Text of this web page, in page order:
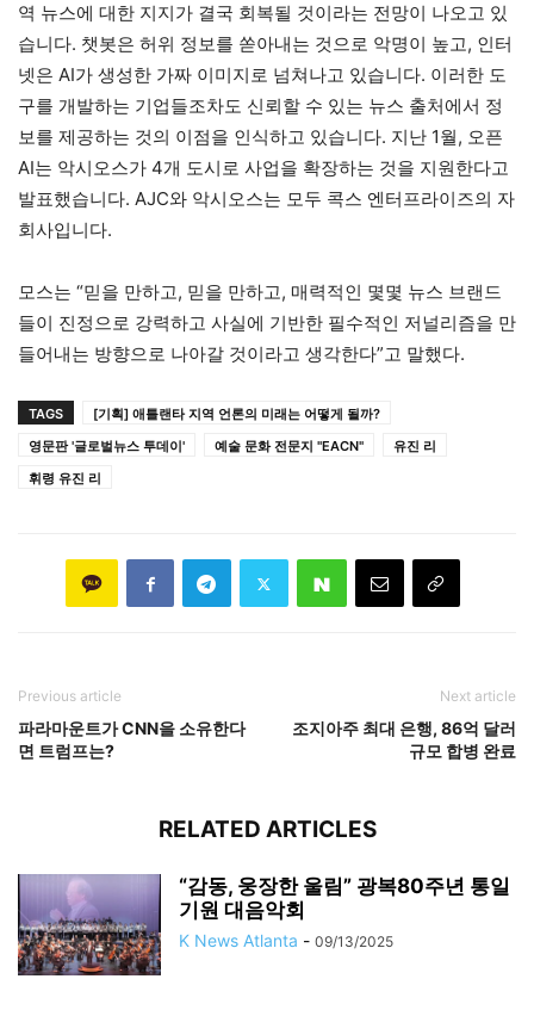
역 뉴스에 대한 지지가 결국 회복될 것이라는 전망이 나오고 있
습니다. 챗봇은 허위 정보를 쏟아내는 것으로 악명이 높고, 인터
넷은 AI가 생성한 가짜 이미지로 넘쳐나고 있습니다. 이러한 도
구를 개발하는 기업들조차도 신뢰할 수 있는 뉴스 출처에서 정
보를 제공하는 것의 이점을 인식하고 있습니다. 지난 1월, 오픈
AI는 악시오스가 4개 도시로 사업을 확장하는 것을 지원한다고
발표했습니다. AJC와 악시오스는 모두 콕스 엔터프라이즈의 자
회사입니다.
모스는 “믿을 만하고, 믿을 만하고, 매력적인 몇몇 뉴스 브랜드
들이 진정으로 강력하고 사실에 기반한 필수적인 저널리즘을 만
들어내는 방향으로 나아갈 것이라고 생각한다”고 말했다.
TAGS
[기획] 애틀랜타 지역 언론의 미래는 어떻게 될까?
영문판 '글로벌뉴스 투데이'
예술 문화 전문지 "EACN"
유진 리
휘령 유진 리
Previous article
파라마운트가 CNN을 소유한다
면 트럼프는?
Next article
조지아주 최대 은행, 86억 달러
규모 합병 완료
RELATED ARTICLES
“감동, 웅장한 울림” 광복80주년 통일
기원 대음악회
K News Atlanta - 09/13/2025